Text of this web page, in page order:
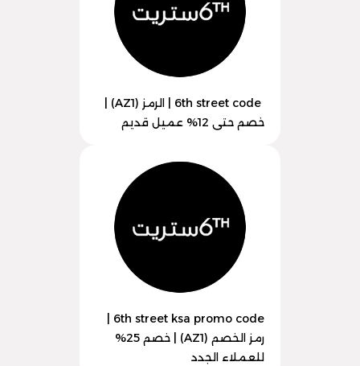
6th street code | الرمز (AZ1) |
خصم حتى 12% عميل قديم
رمز الخصم (AZ1) | خصم 25%
للعملاء الجدد